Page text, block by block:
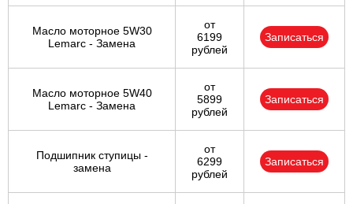
Масло моторное 5W30
Lemarc - Замена
от
6199
рублей
Записаться
Масло моторное 5W40
Lemarc - Замена
от
5899
рублей
Записаться
Подшипник ступицы -
замена
от
6299
рублей
Записаться